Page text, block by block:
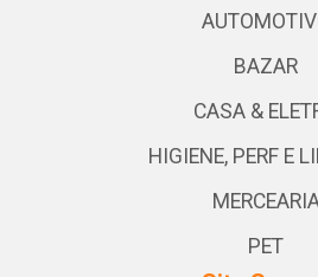
BAZAR
CASA &
HIGIENE, PERF E
PET